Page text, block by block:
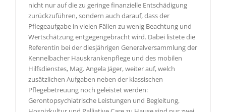
nicht nur auf die zu geringe finanzielle Entschädigung
zurückzuführen, sondern auch darauf, dass der
Pflegeaufgabe in vielen Fällen zu wenig Beachtung und
Wertschätzung entgegengebracht wird. Dabei listete die
Referentin bei der diesjährigen Generalversammlung der
Kennelbacher Hauskrankenpflege und des mobilen
Hilfsdienstes, Mag. Angela Jäger, weiter auf, welch
zusätzlichen Aufgaben neben der klassischen
Pflegebetreuung noch geleistet werden:
Gerontopsychiatrische Leistungen und Begleitung,